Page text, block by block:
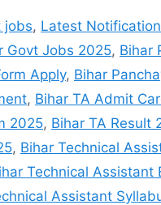
jobs, Latest Notification
Govt Jobs 2025, Bihar
Apply, Bihar
, Bihar TA Admit
2025, Bihar TA Result
, Bihar Technical
Technical Assistant
Assistant